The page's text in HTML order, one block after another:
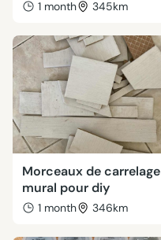
1 month 345km
Morceaux de carrelage
mural pour diy
1 month 346km